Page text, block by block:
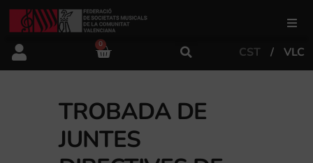
FSMCV
Àrea de gestió
Àrea educativa
0
CST VLC
TROBADA DE
JUNTES